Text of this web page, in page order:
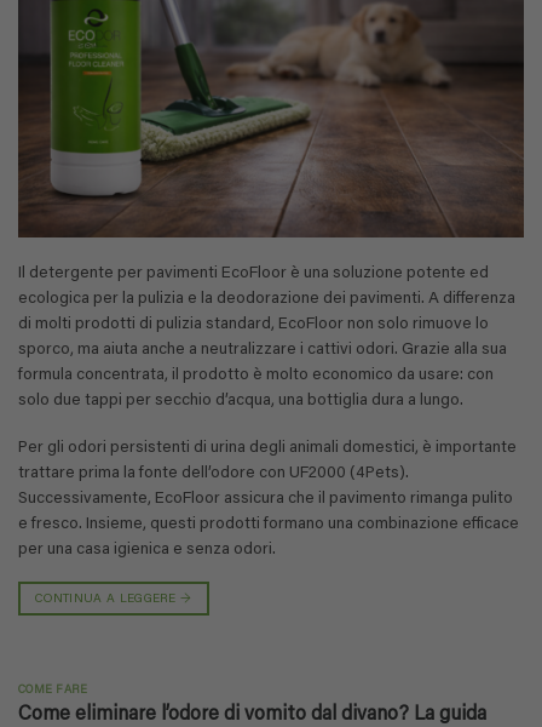
Il detergente per pavimenti EcoFloor è una soluzione potente ed
ecologica per la pulizia e la deodorazione dei pavimenti. A differenza
di molti prodotti di pulizia standard, EcoFloor non solo rimuove lo
sporco, ma aiuta anche a neutralizzare i cattivi odori. Grazie alla sua
formula concentrata, il prodotto è molto economico da usare: con
solo due tappi per secchio d’acqua, una bottiglia dura a lungo.
Per gli odori persistenti di urina degli animali domestici, è importante
trattare prima la fonte dell’odore con UF2000 (4Pets).
Successivamente, EcoFloor assicura che il pavimento rimanga pulito
e fresco. Insieme, questi prodotti formano una combinazione efficace
per una casa igienica e senza odori.
CONTINUA A LEGGERE→
COME FARE
Come eliminare l’odore di vomito dal divano? La guida